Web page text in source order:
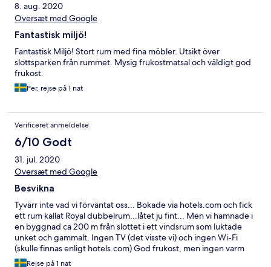
8. aug. 2020
Oversæt med Google
Fantastisk miljö!
Fantastisk Miljö! Stort rum med fina möbler. Utsikt över
slottsparken från rummet. Mysig frukostmatsal och väldigt god
frukost.
Per, rejse på 1 nat
Verificeret anmeldelse
6/10 Godt
31. jul. 2020
Oversæt med Google
Besvikna
Tyvärr inte vad vi förväntat oss... Bokade via hotels.com och fick
ett rum kallat Royal dubbelrum...låtet ju fint... Men vi hamnade i
en byggnad ca 200 m från slottet i ett vindsrum som luktade
unket och gammalt. Ingen TV (det visste vi) och ingen Wi-Fi
(skulle finnas enligt hotels.com) God frukost, men ingen varm
mat... Vi hade verkligen förväntat oss mer när vi bokade boende
Rejse på 1 nat